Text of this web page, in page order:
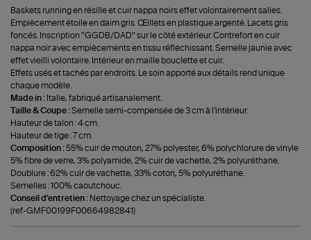
Baskets running en résille et cuir nappa noirs effet volontairement salies.
Empiècement étoile en daim gris. Œillets en plastique argenté. Lacets gris
foncés. Inscription "GGDB/DAD" sur le côté extérieur. Contrefort en cuir
nappa noir avec empiècements en tissu réfléchissant. Semelle jaunie avec
effet vieilli volontaire. Intérieur en maille bouclette et cuir.
Effets usés et tachés par endroits. Le soin apporté aux détails rend unique
chaque modèle.
Made in : Italie, fabriqué artisanalement.
Taille & Coupe :Semelle semi-compensée de 3 cm à l'intérieur.
Hauteur de talon : 4 cm.
Hauteur de tige : 7 cm.
Composition :55% cuir de mouton, 27% polyester, 6% polychlorure de vinyle
5% fibre de verre, 3% polyamide, 2% cuir de vachette, 2% polyuréthane.
Doublure : 62% cuir de vachette, 33% coton, 5% polyuréthane.
Semelles : 100% caoutchouc.
Conseil d'entretien : Nettoyage chez un spécialiste.
(ref-GMF00199F00664982841)